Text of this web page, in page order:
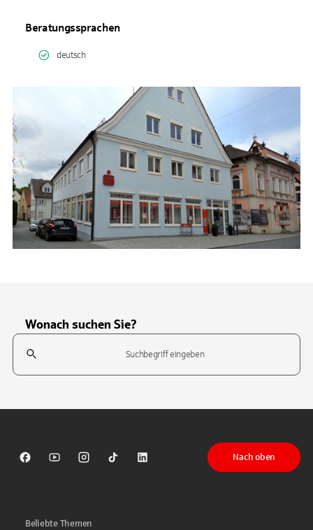
Beratungssprachen
deutsch
Wonach suchen Sie?
Suchfeld
Sparkasse auf Facebook
Sparkasse auf Youtube
Sparkasse auf Instagram
Sparkasse auf TikTok
Sparkasse auf LinkedIn
Nach oben
Beliebte Themen